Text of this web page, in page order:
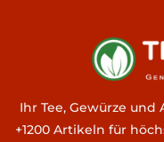
Ihr Tee, Gewürze
+1200 Artikeln für